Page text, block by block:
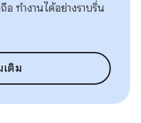
อ ทำงานได้อย่างราบรื่น
ติม